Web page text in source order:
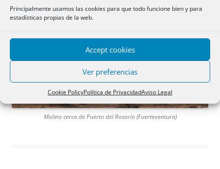
Principalmente usamos las cookies para que todo funcione bien y para
estadísticas propias de la web.
Accept cookies
Ver preferencias
Cookie PolicyPolítica de PrivacidadAviso Legal
Molino cerca de Puerto del Rosario (Fuerteventura)